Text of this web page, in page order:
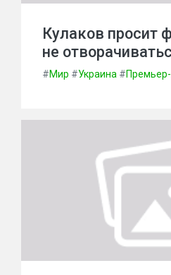
Кулаков просит
не
#Мир #Украина #